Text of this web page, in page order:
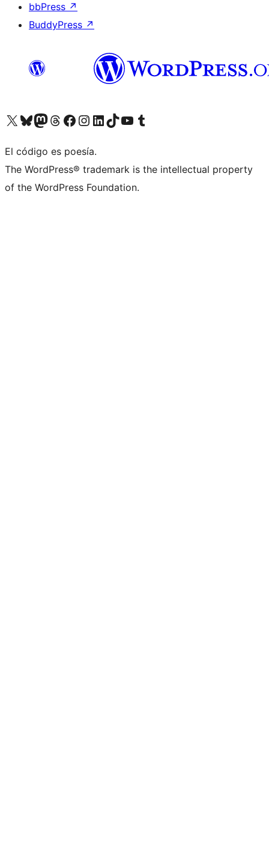
bbPress ↗
BuddyPress ↗
Visit our X (formerly Twitter) account
Visit our Bluesky account
Visit our Mastodon account
Visit our Threads account
Visita nuestra página de Facebook
Visita nuestra cuenta de Instagram
Visita nuestra cuenta de LinkedIn
Visit our TikTok account
Visita nuestro canal de YouTube
Visit our Tumblr account
El código es poesía.
The WordPress® trademark is the intellectual property
of the WordPress Foundation.